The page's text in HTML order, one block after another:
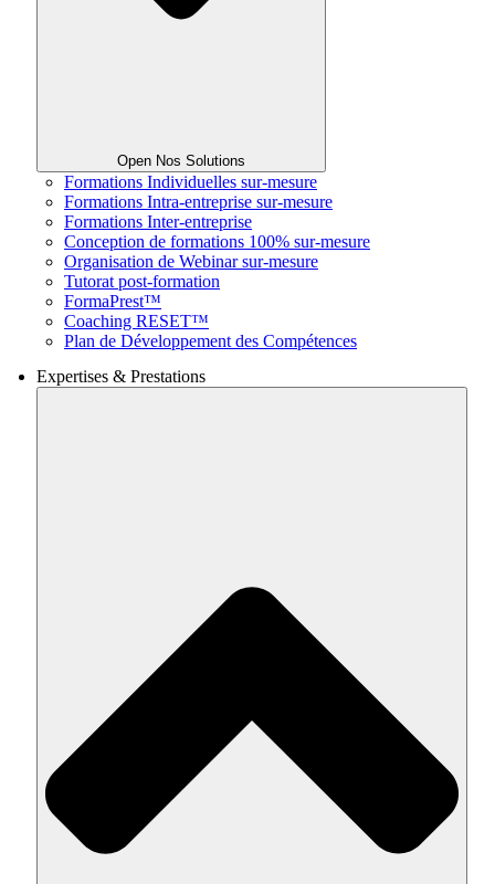
Open Nos Solutions
Formations Individuelles sur-mesure
Formations Intra-entreprise sur-mesure
Formations Inter-entreprise
Conception de formations 100% sur-mesure
Organisation de Webinar sur-mesure
Tutorat post-formation
FormaPrest™
Coaching RESET™
Plan de Développement des Compétences
Expertises & Prestations